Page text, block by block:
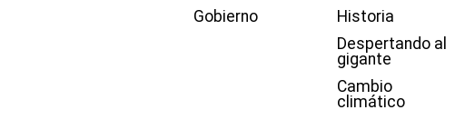
Gobierno
Historia
Despertando al
gigante
Cambio
climático